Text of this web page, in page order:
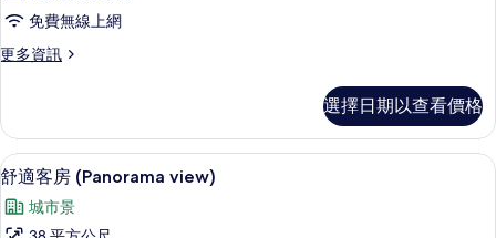
房
的
所
相
片
免費無線上網
更多資訊
更
客
房
的
情
選擇日期以查看價格
顯
示
舒
舒適客房 (Panorama view) | 低過敏
7
舒適客房 (Panorama view)
城市景